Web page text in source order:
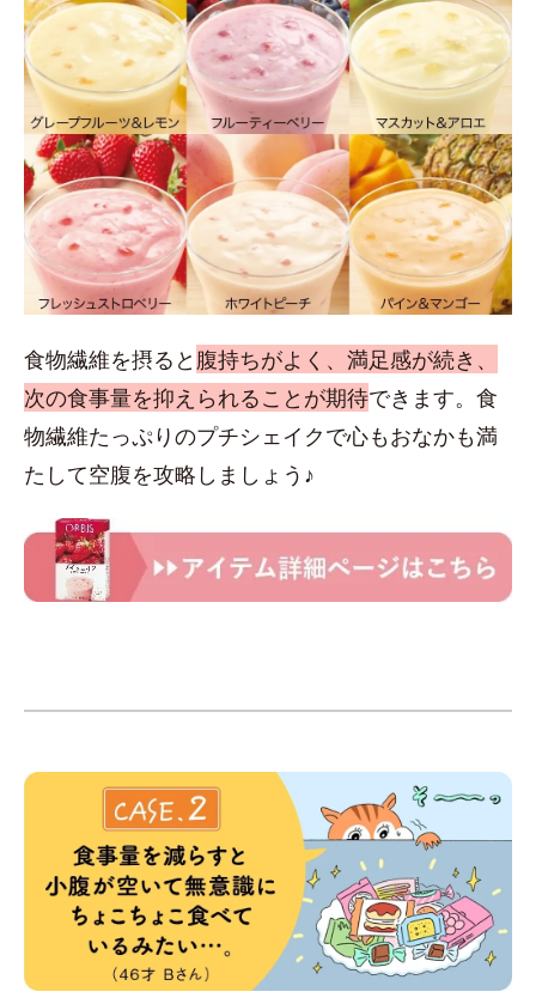
食物繊維を摂ると 腹持ちがよく、満足感が続き、
次の食事量を抑えられることが期待できます。食
物繊維たっぷりのプチシェイクで心もおなかも満
たして空腹を攻略しましょう♪